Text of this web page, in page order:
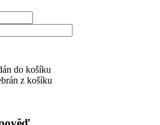
do košíku
z košíku